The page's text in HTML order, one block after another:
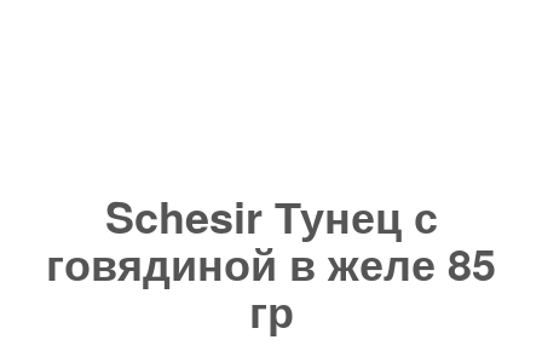
Schesir Тунец с
говядиной в желе 85
гр